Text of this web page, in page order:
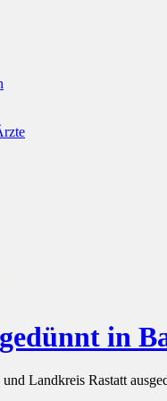
in
Landkreis Rastatt